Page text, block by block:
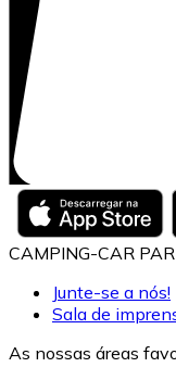
CAMPING-CAR
Junte-se a nós!
Sala de
As nossas áreas